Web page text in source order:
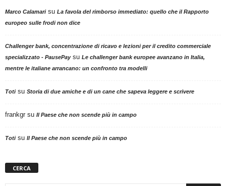
Marco Calamarisu La favola del rimborso immediato: quello che il Rapporto
europeo sulle frodi non dice
Challenger bank, concentrazione di ricavo e lezioni per il credito commerciale
specializzato - PausePaysu Le challenger bank europee avanzano in Italia,
mentre le italiane arrancano: un confronto tra modelli
Totisu Storia di due amiche e di un cane che sapeva leggere e scrivere
frankgr su Il Paese che non scende più in campo
Totisu Il Paese che non scende più in campo
CERCA